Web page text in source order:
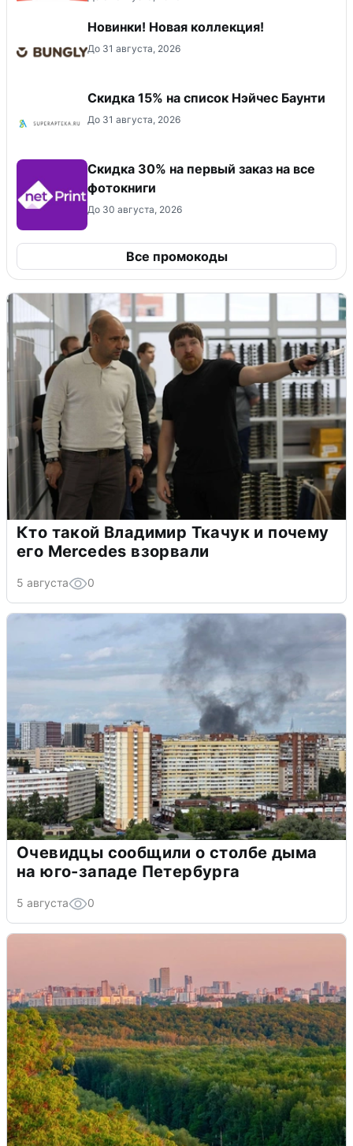
Новинки! Новая коллекция!
До 31 августа, 2026
Скидка 15% на список Нэйчес Баунти
До 31 августа, 2026
Cкидка 30% на первый заказ на все
фотокниги
До 30 августа, 2026
Все промокоды
Кто такой Владимир Ткачук и почему
его Mercedes взорвали
5 августа 0
Очевидцы сообщили о столбе дыма
на юго-западе Петербурга
5 августа 0